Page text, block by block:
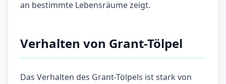
an bestimmte Lebensräume zeigt.
Verhalten von Grant-Tölpel
Das Verhalten des Grant-Tölpels ist stark von